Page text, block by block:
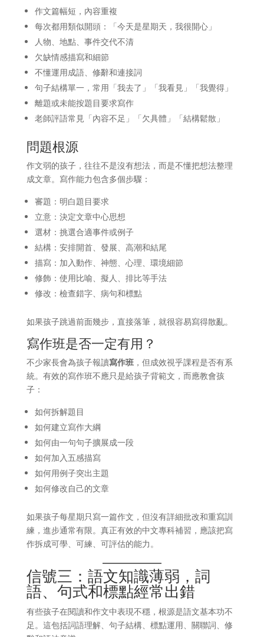
作文篇幅短，內容重複
每次都用類似開頭：「今天是星期天，我很開心」
人物、地點、事件交代不清
欠缺情感描寫和細節
不懂運用成語、修辭和連接詞
句子結構單一，常用「我去了」「我看見」「我覺得」
離題或未能按題目要求寫作
老師評語常見「內容不足」「欠具體」「結構鬆散」
問題根源
作文弱的孩子，往往不是沒有想法，而是不懂把想法整理
成文章。寫作能力包含多個步驟：
審題：明白題目要求
立意：決定文章中心思想
選材：挑選合適事件或例子
結構：安排開首、發展、高潮和結尾
描寫：加入動作、神態、心理、環境細節
修飾：使用比喻、擬人、排比等手法
修改：檢查錯字、病句和標點
如果孩子跳過前面幾步，直接落筆，就很容易寫得散亂。
寫作班是否一定有用？
不少家長會為孩子報讀寫作班，但成效視乎課程是否有系
統。有效的寫作班不應只是給孩子背範文，而應教會孩
子：
如何拆解題目
如何建立寫作大綱
如何由一句句子擴展成一段
如何加入五感描寫
如何用例子突出主題
如何修改自己的文章
如果孩子每星期只寫一篇作文，但沒有詳細批改和重寫訓
練，進步通常有限。真正有效的中文專科補習，應該把寫
作拆成可學、可練、可評估的能力。
信號三：語文知識薄弱，詞
語、句式和標點經常出錯
有些孩子在閱讀和作文中表現不穩，根源是語文基本功不
足。這包括詞語理解、句子結構、標點運用、關聯詞、修